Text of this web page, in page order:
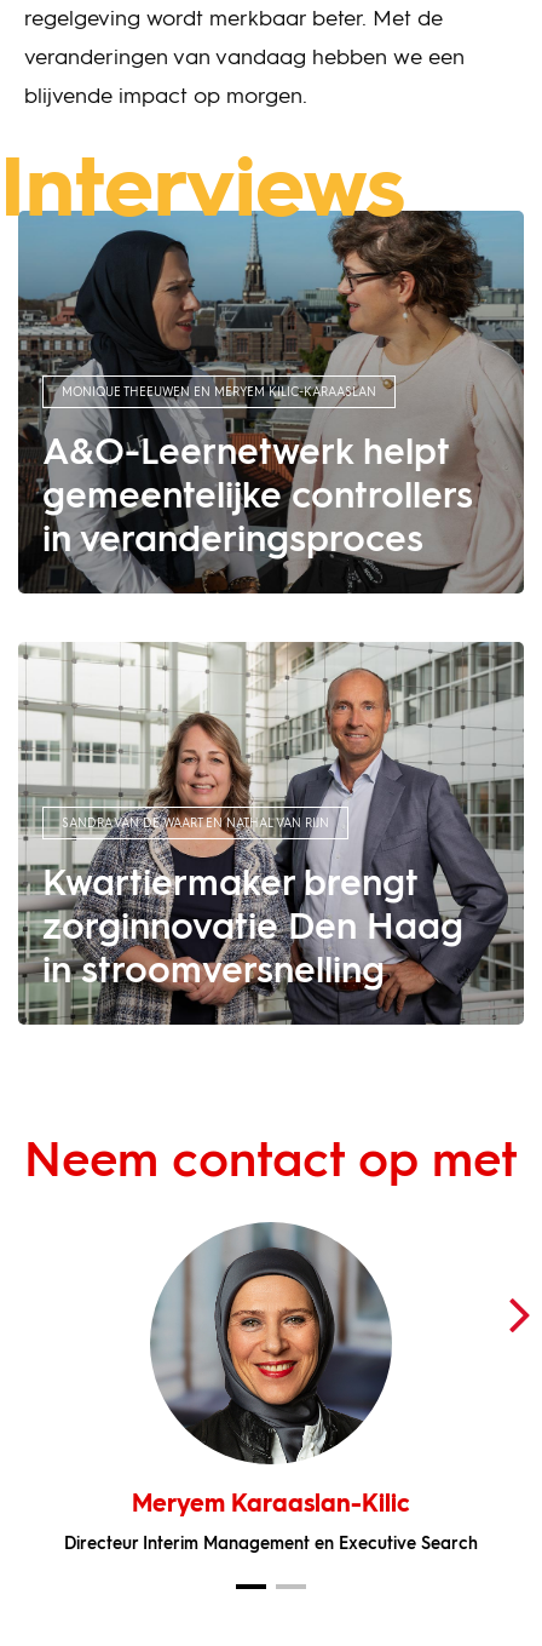
regelgeving wordt merkbaar beter. Met de
veranderingen van vandaag hebben we een
blijvende impact op morgen.
Interviews
MONIQUE THEEUWEN EN MERYEM KILIC-KARAASLAN
A&O-Leernetwerk helpt
gemeentelijke controllers
in veranderingsproces
SANDRA VAN DE WAART EN NATHAL VAN RIJN
Kwartiermaker brengt
zorginnovatie Den Haag
in stroomversnelling
Neem contact op met
Meryem Karaaslan-Kilic
Directeur Interim Management en Executive Search